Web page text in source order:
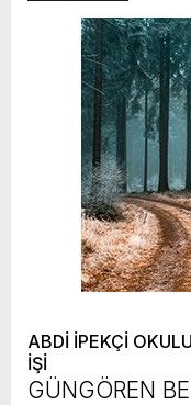
ABDİ İPEKÇİ
İŞİ
GÜNGÖREN